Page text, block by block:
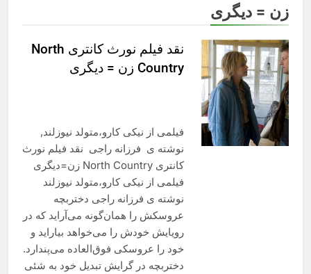
زن = دیگری
نقد فیلم نورث کانتری North
Country زن = دیگری
فیلمی از نیکی کارو،متولد نیوزلند,
نوشته ی فرزانه راجی نقد فیلم نورث
کانتری North Country زن=دیگری
فیلمی از نیکی کارو،متولد نیوزلند
نوشته ی فرزانه راجی دختربچه
عروسکش را همان‌گونه می‌آراید که در
رویایش خودش را می‌خواهد بیاراید و
خود را عروسکی فوق‌العاده می‌پندارد.
دختربچه در گرایش تبدیل خود به شئی